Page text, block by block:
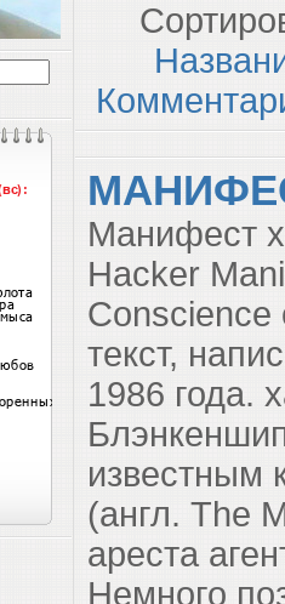
Манифест
Hacker
текст,
1986 года.
известным
(англ. The
ареста
Немного